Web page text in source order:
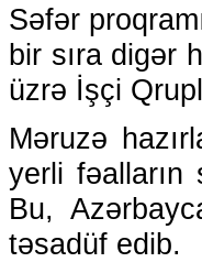
Səfər
bir sıra digər
üzrə İşçi
Məruzə
yerli fəalların
Bu,
təsadüf edib.